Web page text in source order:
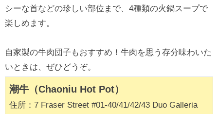
シーな首などの珍しい部位まで、4種類の火鍋スープで
楽しめます。
自家製の牛肉団子もおすすめ！牛肉を思う存分味わいた
いときは、ぜひどうぞ。
潮牛（Chaoniu Hot Pot）
住所：7 Fraser Street #01-40/41/42/43 Duo Galleria